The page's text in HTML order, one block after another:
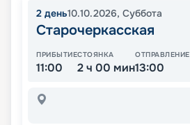
2 день10.10.2026, Суббота
Старочеркасская
ПРИБЫТИЕ
11:00
СТОЯНКА
2 ч 00 мин
ОТПРАВЛЕНИЕ
13:00